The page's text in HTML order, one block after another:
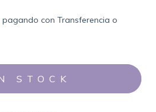
pagando con Transferencia o